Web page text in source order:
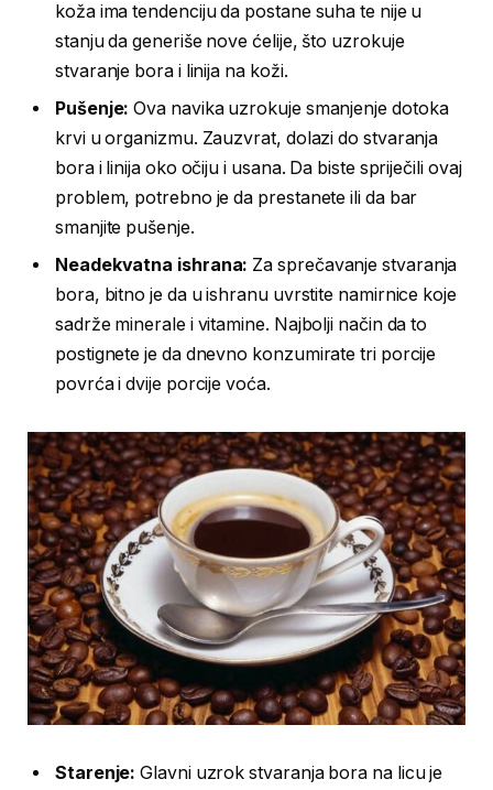
koža ima tendenciju da postane suha te nije u
stanju da generiše nove ćelije, što uzrokuje
stvaranje bora i linija na koži.
Pušenje: Ova navika uzrokuje smanjenje dotoka
krvi u organizmu. Zauzvrat, dolazi do stvaranja
bora i linija oko očiju i usana. Da biste spriječili ovaj
problem, potrebno je da prestanete ili da bar
smanjite pušenje.
Neadekvatna ishrana: Za sprečavanje stvaranja
bora, bitno je da u ishranu uvrstite namirnice koje
sadrže minerale i vitamine. Najbolji način da to
postignete je da dnevno konzumirate tri porcije
povrća i dvije porcije voća.
Starenje: Glavni uzrok stvaranja bora na licu je